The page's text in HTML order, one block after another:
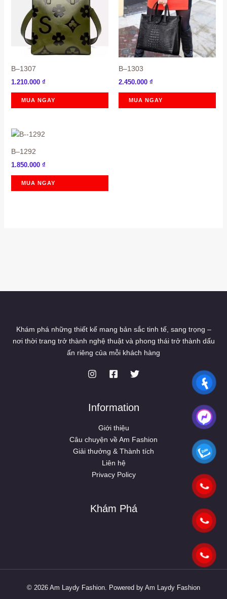
B–1307
1.210.000 ₫
MUA NGAY
B–1303
2.450.000 ₫
MUA NGAY
B–1292
1.850.000 ₫
MUA NGAY
Khám phá những thiết kế mang bản sắc tinh tế, sang trọng –
nơi thời trang trở thành nghệ thuật và phong thái trở thành dấu
ấn riêng của mỗi khách hàng
Information
Giới thiệu
Câu chuyện về Am Fashion
Giải thưởng & Thành tích
Liên hệ
Privacy Policy
Khám Phá
© 2026 Am Laydy Fashion. Powered by Am Laydy Fashion